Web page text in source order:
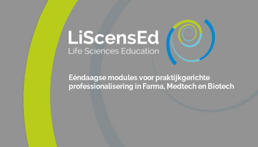
Eéndaagse modules voor praktijkgerichte
professionalisering in Farma, Medtech en Biotech